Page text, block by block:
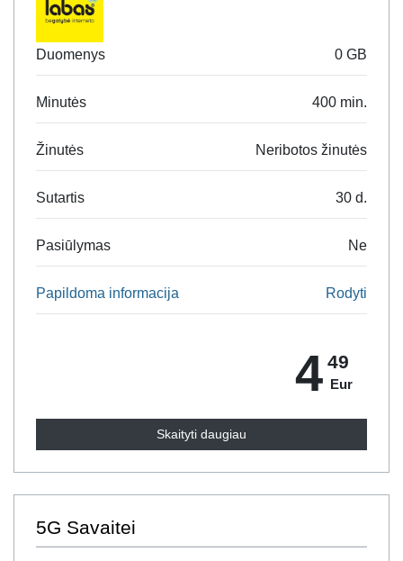
Duomenys 0 GB
Minutės 400 min.
Žinutės Neribotos žinutės
Sutartis 30 d.
Pasiūlymas Ne
Papildoma informacija Rodyti
4 49
Eur
Skaityti daugiau
5G Savaitei